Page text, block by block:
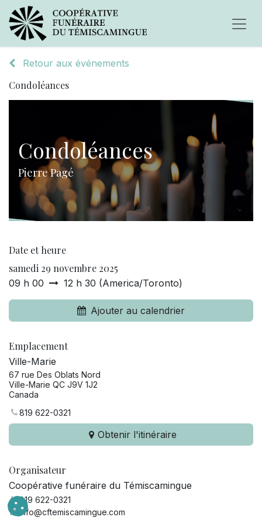
Retour aux événements
Condoléances
Condoléances
Pierre Pagé
Date et heure
samedi 29 novembre 2025
09 h 00 12 h 30 (America/Toronto)
Ajouter au calendrier
Emplacement
Ville-Marie
67 rue Des Oblats Nord
Ville-Marie QC J9V 1J2
Canada
819 622-0321
Obtenir l'itinéraire
Organisateur
Coopérative funéraire du Témiscamingue
819 622-0321
info@cftemiscamingue.com